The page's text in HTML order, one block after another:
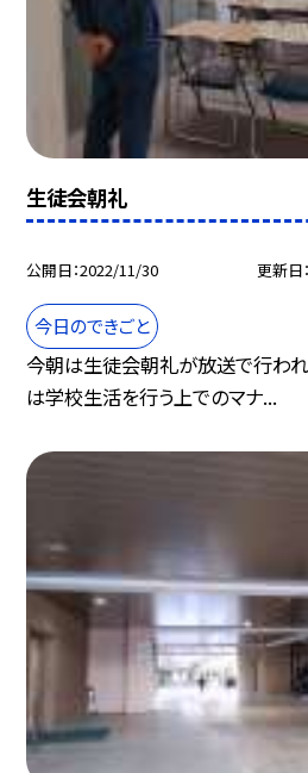
生徒会朝礼
公開日 2022/11/30 更新日
今日のできごと
今朝は生徒会朝礼が放送で行わ
は学校生活を行う上でのマナ...